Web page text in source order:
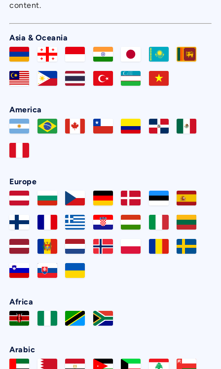
content.
Asia & Oceania
America
Europe
Africa
Arabic